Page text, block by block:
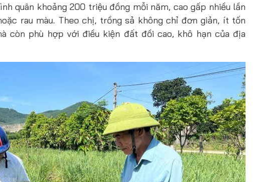
quân khoảng 200 triệu đồng mỗi năm, cao gấp nhiều lần
rau màu. Theo chị, trồng sả không chỉ đơn giản, ít tốn
còn phù hợp với điều kiện đất đồi cao, khô hạn của địa